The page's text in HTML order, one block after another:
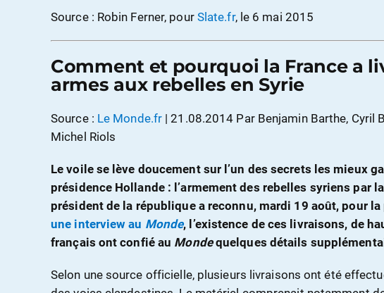
Source : Robin Ferner, pour Slate.fr, le 6 mai 2015
Comment et pourquoi la France a
armes aux rebelles en Syrie
Source : Le Monde.fr | 21.08.2014 Par Benjamin Barthe, Cyril
Michel Riols
Le voile se lève doucement sur l’un des secrets les mieux
présidence Hollande : l’armement des rebelles syriens par
président de la république a reconnu, mardi 19 août, pour
une interview au Monde, l’existence de ces livraisons, de
français ont confié au Mondequelques détails
Selon une source officielle, plusieurs livraisons ont été